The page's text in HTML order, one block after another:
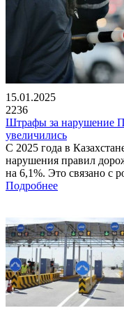
15.01.2025
2236
Штрафы за нарушение
увеличились
С 2025 года в
нарушения правил
на 6,1%. Это связано с
Подробнее